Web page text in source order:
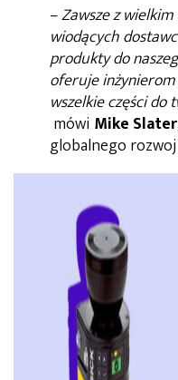
–Zawsze z
wiodących
produkty do
oferuje
wszelkie części
mówi Mike Slater
globalnego